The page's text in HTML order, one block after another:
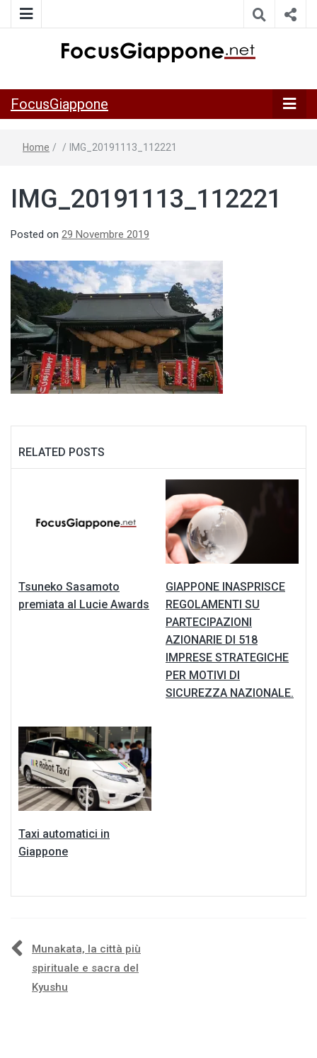
della Japan Italy Economic Federation
FocusGiappone
Home / / IMG_20191113_112221
IMG_20191113_112221
Posted on 29 Novembre 2019
RELATED POSTS
Tsuneko Sasamoto
premiata al Lucie Awards
GIAPPONE INASPRISCE
REGOLAMENTI SU
PARTECIPAZIONI
AZIONARIE DI 518
IMPRESE STRATEGICHE
PER MOTIVI DI
SICUREZZA NAZIONALE.
Taxi automatici in
Giappone
Navigazione
articoli
Munakata, la città più
spirituale e sacra del
Kyushu